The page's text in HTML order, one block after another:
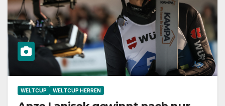
WELTCUP WELTCUP HERREN